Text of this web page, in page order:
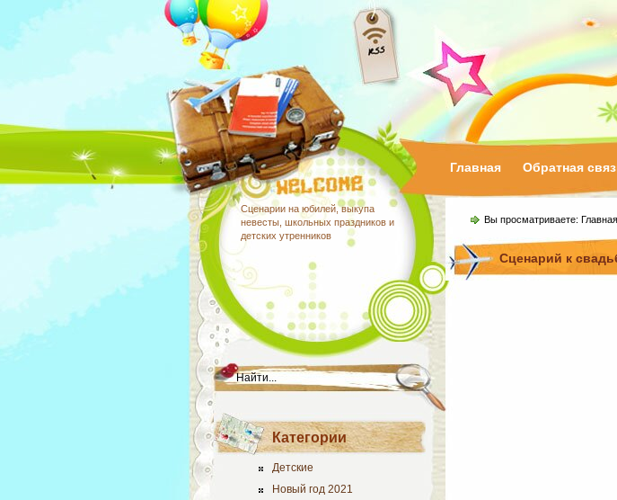
Главная Обратная
Сценарии на юбилей, выкупа
невесты, школьных праздников и
детских утренников
Категории
Детские
Новый год 2021
Вы просматриваете: Главная
Сценарий к